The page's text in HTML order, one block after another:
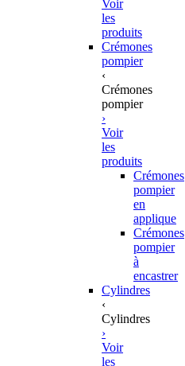
Voir
les
produits
Crémones
pompier
‹
Crémones
pompier
›
Voir
les
produits
Crémones
pompier
en
applique
Crémones
pompier
à
encastrer
Cylindres
‹
Cylindres
›
Voir
les